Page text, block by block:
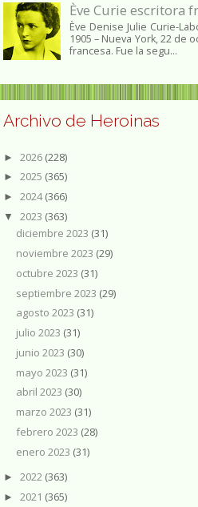
Ève Curie escritora
Ève Denise Julie Curie-
1905 – Nueva York, 22 de
francesa. Fue la segu...
Archivo de Heroinas
► 2026 (228)
► 2025 (365)
► 2024(366)
▼ 2023 (363)
diciembre 2023 (31)
noviembre 2023 (29)
octubre 2023 (31)
septiembre 2023 (29)
agosto 2023 (31)
julio 2023 (31)
junio 2023 (30)
mayo 2023 (31)
abril 2023 (30)
marzo 2023 (31)
febrero 2023 (28)
enero 2023 (31)
► 2022 (363)
► 2021 (365)